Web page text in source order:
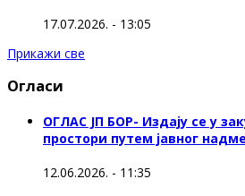
17.07.2026. - 13:05
Прикажи све
Огласи
ОГЛАС ЈП БОР- Издају се у
простори путем јавног
12.06.2026. - 11:35